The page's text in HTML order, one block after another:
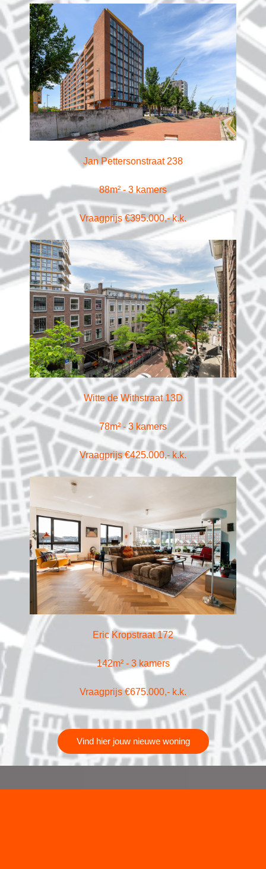
Jan Pettersonstraat 238
88m² - 3 kamers
Vraagprijs €395.000,- k.k.
Witte de Withstraat 13D
78m² - 3 kamers
Vraagprijs €425.000,- k.k.
Eric Kropstraat 172
142m² - 3 kamers
Vraagprijs €675.000,- k.k.
Vind hier jouw nieuwe woning